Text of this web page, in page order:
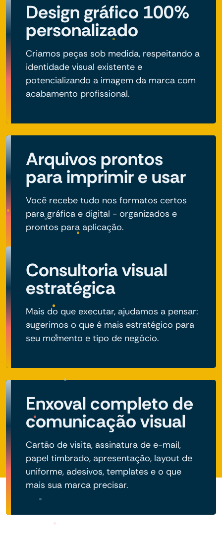
Design gráfico 100%
personalizado
Criamos peças sob medida, respeitando a
identidade visual existente e
potencializando a imagem da marca com
acabamento profissional.
Arquivos prontos
para imprimir e usar
Você recebe tudo nos formatos certos
para gráfica e digital - organizados e
prontos para aplicação.
Consultoria visual
estratégica
Mais do que executar, ajudamos a pensar:
sugerimos o que é mais estratégico para
seu momento e tipo de negócio.
Enxoval completo de
comunicação visual
Cartão de visita, assinatura de e-mail,
papel timbrado, apresentação, layout de
uniforme, adesivos, templates e o que
mais sua marca precisar.